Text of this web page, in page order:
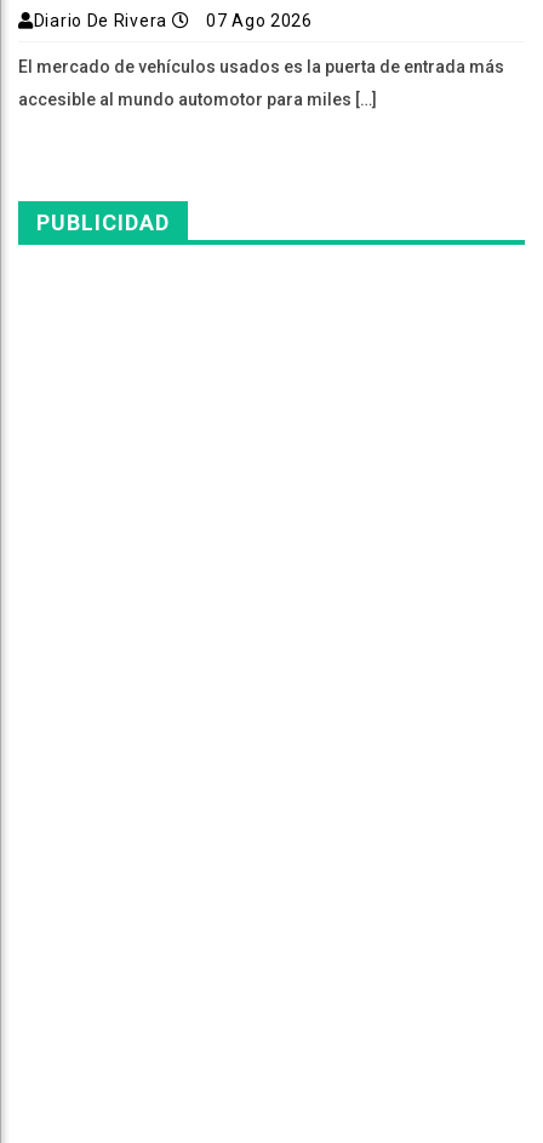
Diario De Rivera 07 Ago 2026
El mercado de vehículos usados es la puerta de entrada más
accesible al mundo automotor para miles […]
PUBLICIDAD